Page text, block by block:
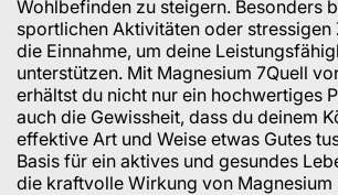
Wohlbefinden zu steigern. Besonders
sportlichen Aktivitäten oder stressigen
die Einnahme, um deine
unterstützen. Mit Magnesium 7Quell
erhältst du nicht nur ein hochwertiges
auch die Gewissheit, dass du deinem
effektive Art und Weise etwas Gutes
Basis für ein aktives und gesundes
die kraftvolle Wirkung von Magnesium